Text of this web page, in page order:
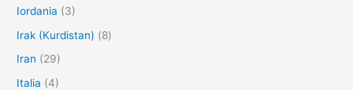
Iordania (3)
Irak (Kurdistan) (8)
Iran (29)
Italia (4)